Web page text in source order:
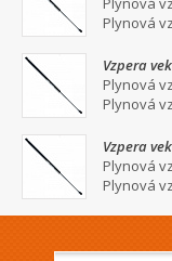
Plynová
Vzpera
Plynová
Plynová
Vzpera
Plynová
Plynová